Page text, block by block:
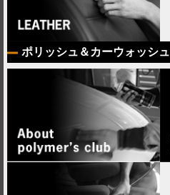
ポリッシュ＆カーウォッシュ